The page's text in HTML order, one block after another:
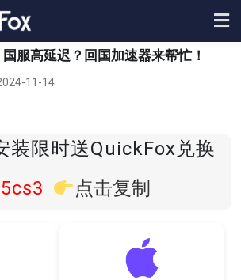
服高延迟？回国加速器来帮忙！
11-14
装限时送QuickFox兑换
点击复制